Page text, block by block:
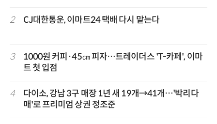
2 CJ대한통운, 이마트24 택배 다시 맡는다
3
1000원 커피·45㎝ 피자…트레이더스 'T-카페', 이마
트 첫 입점
4
다이소, 강남 3구 매장 1년 새 19개→41개…'박리다
매'로 프리미엄 상권 정조준